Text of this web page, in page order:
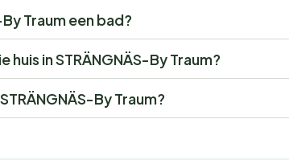
Traum een bad?
in STRÄNGNÄS-By Traum?
By Traum?